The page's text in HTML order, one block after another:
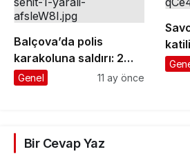
Balçova’da polis
karakoluna saldırı: 2
şehit, 1 yaralı
Genel 11 ay önce
Bir Cevap Yaz